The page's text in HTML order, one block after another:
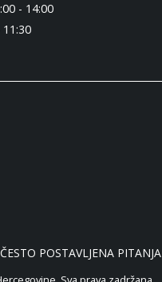
- 14:00
ČESTO POSTAVLJENA PITANJA